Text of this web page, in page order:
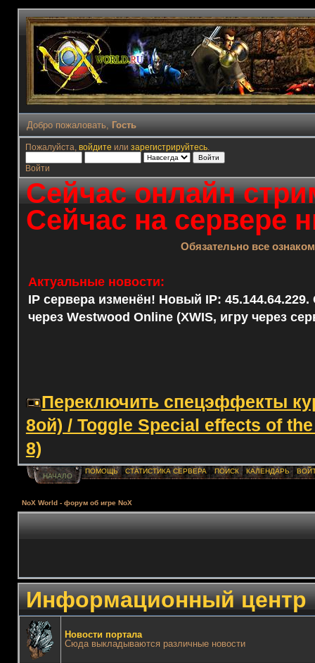
Добро пожаловать, Гость
Пожалуйста, войдите или зарегистрируйтесь.
Войти
Сейчас онлайн
Сейчас на сервере
Обязательно все
Актуальные новости:
IP сервера изменён! Новый IP: 45.144.64.229.
через Westwood Online (XWIS, игру через
Переключить спецэффекты
8ой) / Toggle Special effects of
8)
НАЧАЛО
ПОМОЩЬ СТАТИСТИКА СЕРВЕРА ПОИСК КАЛЕНДАРЬ
NoX World - форум об игре NoX
Информационный центр
Новости портала
Сюда выкладываются различные новости